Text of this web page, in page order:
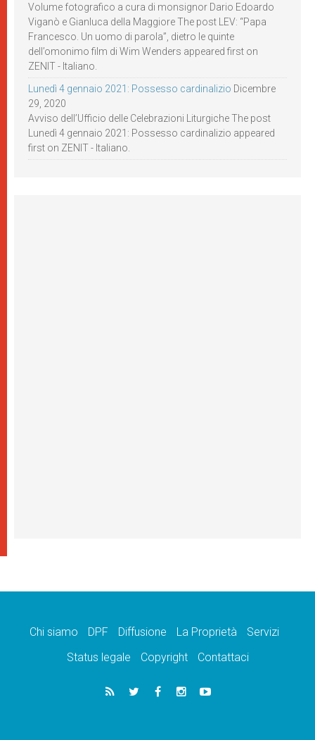
Volume fotografico a cura di monsignor Dario Edoardo
Viganò e Gianluca della Maggiore The post LEV: “Papa
Francesco. Un uomo di parola”, dietro le quinte
dell’omonimo film di Wim Wenders appeared first on
ZENIT - Italiano.
Lunedì 4 gennaio 2021: Possesso cardinalizio Dicembre
29, 2020
Avviso dell’Ufficio delle Celebrazioni Liturgiche The post
Lunedì 4 gennaio 2021: Possesso cardinalizio appeared
first on ZENIT - Italiano.
Chi siamo DPF Diffusione La Proprietà
Servizi
Status legale
Copyright Contattaci